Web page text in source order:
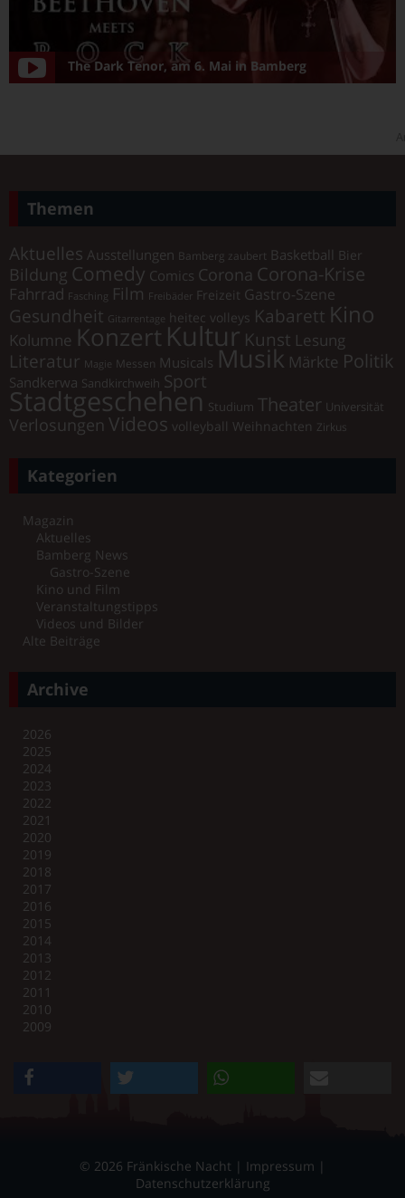
The Dark Tenor, am 6. Mai in Bamberg
Themen
Aktuelles Ausstellungen Bamberg zaubert Basketball Bier
Bildung Comedy Comics Corona Corona-Krise
Fahrrad Fasching Film Freibäder Freizeit Gastro-Szene
Gesundheit Gitarrentage heitec volleys Kabarett Kino
Kolumne Konzert Kultur Kunst Lesung
Literatur Magie Messen Musicals Musik Märkte Politik
Sandkerwa Sandkirchweih Sport
Stadtgeschehen Studium Theater Universität
Verlosungen Videos volleyball Weihnachten Zirkus
Kategorien
Magazin
Aktuelles
Bamberg News
Gastro-Szene
Kino und Film
Veranstaltungstipps
Videos und Bilder
Alte Beiträge
Archive
2026
2025
2024
2023
2022
2021
2020
2019
2018
2017
2016
2015
2014
2013
2012
2011
2010
2009
© 2026 Fränkische Nacht | Impressum |
Datenschutzerklärung